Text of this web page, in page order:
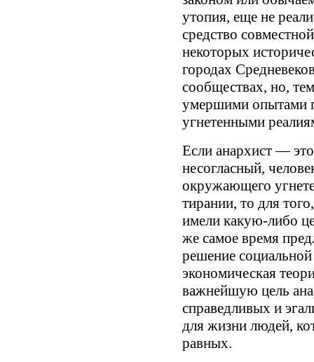
утопия, еще не
средство
некоторых
городах
сообществах, но,
умершими опытами
угнетенными
Если анархист —
несогласный,
окружающего
тирании, то для
имели какую-либо
же самое время
решение
экономическая
важнейшую цель
справедливых и
для жизни людей,
равных.